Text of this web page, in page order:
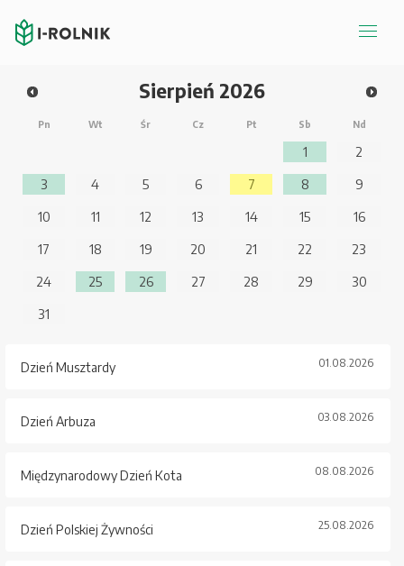
Sierpień 2026
Pn Wt Śr Cz Pt Sb Nd
1
2
3
4 5 6 7 8
9
10
11 12 13 14 15
16
17
18 19 20 21 22
23
24
25 26 27 28 29
30
31
Dzień Musztardy 01.08.2026
Dzień Arbuza 03.08.2026
Międzynarodowy Dzień Kota 08.08.2026
Dzień Polskiej Żywności 25.08.2026